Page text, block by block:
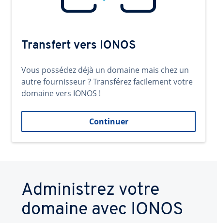
Transfert vers IONOS
Vous possédez déjà un domaine mais chez un
autre fournisseur ? Transférez facilement votre
domaine vers IONOS !
Continuer
Administrez votre
domaine avec IONOS